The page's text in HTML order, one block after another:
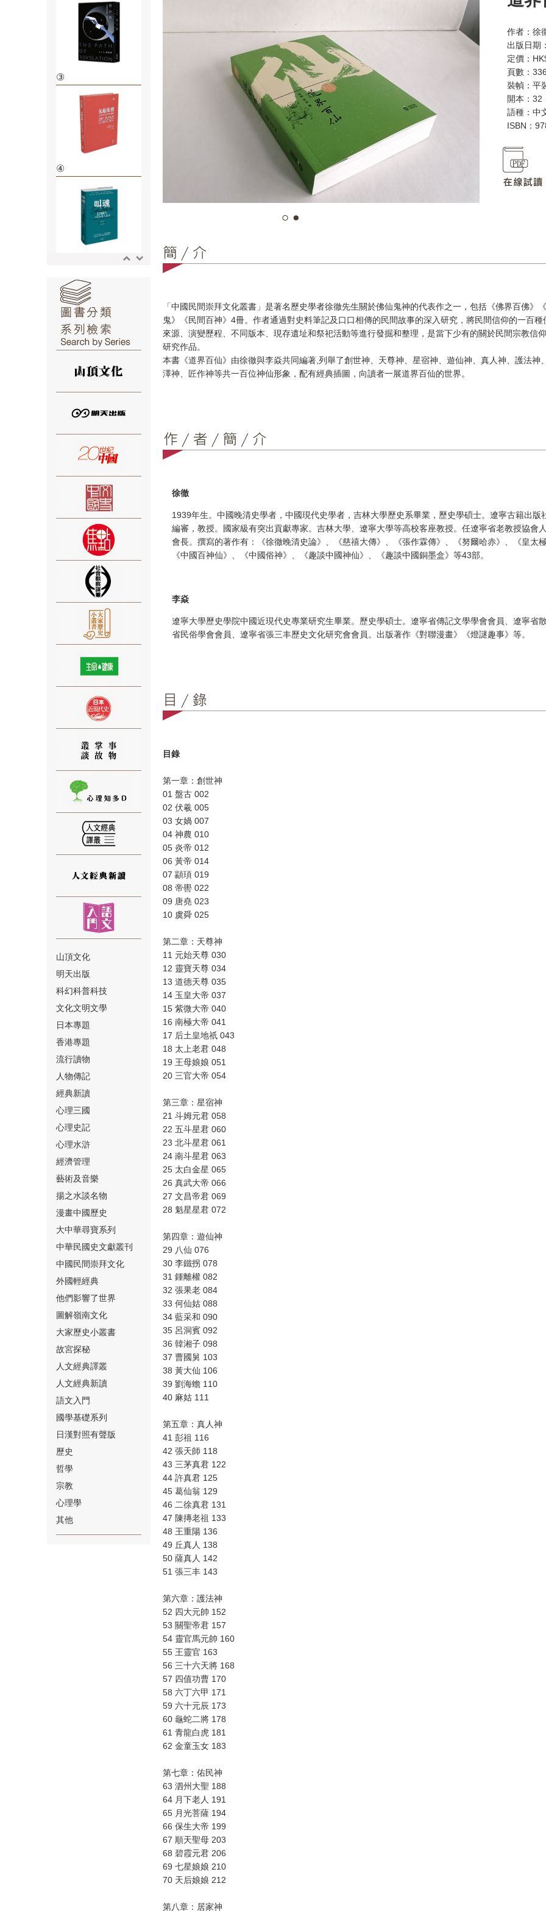
③
④
⑥
⑫
⑬
⑭
⑮
⑯
⑰
⑱
山頂文化
明天出版
科幻科普科技
文化文明文學
日本專題
香港專題
流行讀物
人物傳記
經典新讀
心理三國
心理史記
心理水滸
經濟管理
藝術及音樂
揚之水談名物
漫畫中國歷史
大中華尋寶系列
中華民國史文獻叢刊
中國民間崇拜文化
外國輕經典
他們影響了世界
圖解嶺南文化
大家歷史小叢書
故宮探秘
人文經典譯叢
人文經典新讀
語文入門
國學基礎系列
日漢對照有聲版
歷史
哲學
宗教
心理學
其他
作者：徐
出版日期
定價：
頁數：
裝幀：平
開本：32
語種：中
ISBN：
「中國民間崇拜文化叢書」是著名歷史學者徐徹先生關於佛仙鬼神的代表作之一，包括《佛界百佛》
鬼》《民間百神》4冊。作者通過對史料筆記及口口相傳的民間故事的深入研究，將民間信仰的一百種
來源、演變歷程、不同版本、現存遺址和祭祀活動等進行發掘和整理，是當下少有的關於民間宗教信
研究作品。
本書《道界百仙》由徐徹與李焱共同編著,列舉了創世神、天尊神、星宿神、遊仙神、真人神、護法神
澤神、匠作神等共一百位神仙形象，配有經典插圖，向讀者一展道界百仙的世界。
徐徹
1939年生。中國晚清史學者，中國現代史學者，吉林大學歷史系畢業，歷史學碩士。遼寧古籍出版
編審，教授。國家級有突出貢獻專家。吉林大學、遼寧大學等高校客座教授。任遼寧省老教授協會
會長。撰寫的著作有：《徐徹晚清史論》、《慈禧大傳》、《張作霖傳》、《努爾哈赤》、《皇太
《中國百神仙》、《中國俗神》、《趣談中國神仙》、《趣談中國銅墨盒》等43部。
李焱
遼寧大學歷史學院中國近現代史專業研究生畢業。歷史學碩士。遼寧省傳記文學學會會員、遼寧省
省民俗學會會員、遼寧省張三丰歷史文化研究會會員。出版著作《對聯漫畫》《燈謎趣事》等。
目錄
第一章：創世神
01 盤古 002
02 伏羲 005
03 女媧 007
04 神農 010
05 炎帝 012
06 黃帝 014
07 顓頊 019
08 帝嚳 022
09 唐堯 023
10 虞舜 025
第二章：天尊神
11 元始天尊 030
12 靈寶天尊 034
13 道德天尊 035
14 玉皇大帝 037
15 紫微大帝 040
16 南極大帝 041
17 后土皇地祇 043
18 太上老君 048
19 王母娘娘 051
20 三官大帝 054
第三章：星宿神
21 斗姆元君 058
22 五斗星君 060
23 北斗星君 061
24 南斗星君 063
25 太白金星 065
26 真武大帝 066
27 文昌帝君 069
28 魁星星君 072
第四章：遊仙神
29 八仙 076
30 李鐵拐 078
31 鍾離權 082
32 張果老 084
33 何仙姑 088
34 藍采和 090
35 呂洞賓 092
36 韓湘子 098
37 曹國舅 103
38 黃大仙 106
39 劉海蟾 110
40 麻姑 111
第五章：真人神
41 彭祖 116
42 張天師 118
43 三茅真君 122
44 許真君 125
45 葛仙翁 129
46 二徐真君 131
47 陳摶老祖 133
48 王重陽 136
49 丘真人 138
50 薩真人 142
51 張三丰 143
第六章：護法神
52 四大元帥 152
53 關聖帝君 157
54 靈官馬元帥 160
55 王靈官 163
56 三十六天將 168
57 四值功曹 170
58 六丁六甲 171
59 六十元辰 173
60 龜蛇二將 178
61 青龍白虎 181
62 金童玉女 183
第七章：佑民神
63 泗州大聖 188
64 月下老人 191
65 月光菩薩 194
66 保生大帝 199
67 順天聖母 203
68 碧霞元君 206
69 七星娘娘 210
70 天后娘娘 212
第八章：居家神